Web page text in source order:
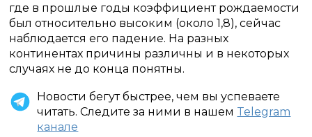
где в прошлые годы коэффициент рождаемости
был относительно высоким (около 1,8), сейчас
наблюдается его падение. На разных
континентах причины различны и в некоторых
случаях не до конца понятны.
Новости бегут быстрее, чем вы успеваете
читать. Следите за ними в нашем Telegram
канале